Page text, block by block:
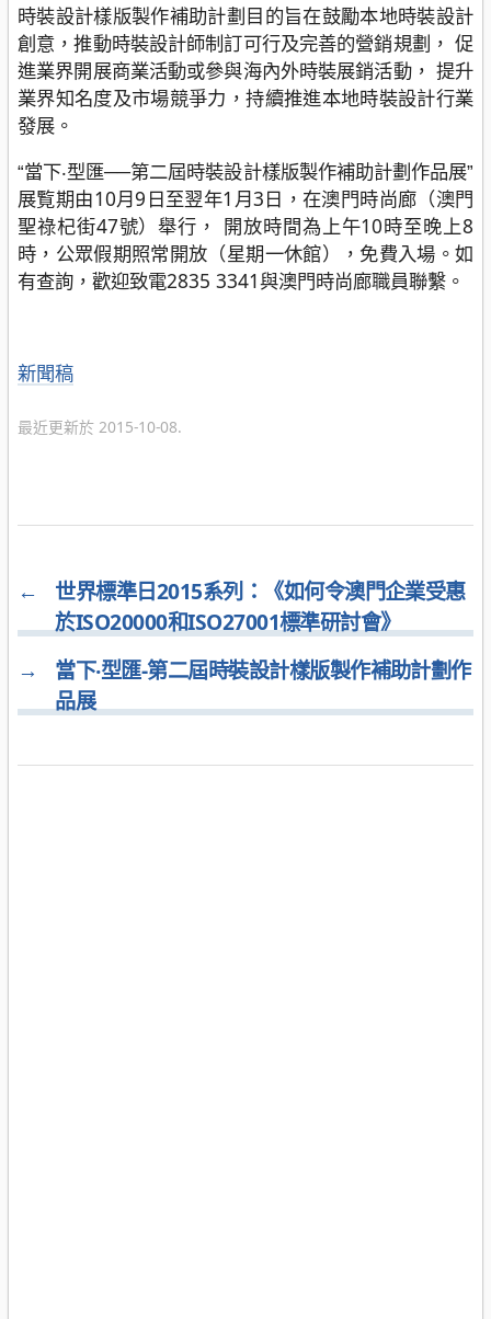
時裝設計樣版製作補助計劃目的旨在鼓勵本地時裝設計
創意，推動時裝設計師制訂可行及完善的營銷規劃， 促
進業界開展商業活動或參與海內外時裝展銷活動， 提升
業界知名度及市場競爭力，持續推進本地時裝設計行業
發展。
“當下‧型匯──第二屆時裝設計樣版製作補助計劃作品展”
展覧期由10月9日至翌年1月3日，在澳門時尚廊（澳門
聖祿杞街47號）舉行， 開放時間為上午10時至晚上8
時，公眾假期照常開放（星期一休館），免費入場。如
有查詢，歡迎致電2835 3341與澳門時尚廊職員聯繫。
分
新聞稿
最近更新於 2015-10-08.
←
世界標準日2015系列：《如何令澳門企業受惠
於ISO20000和ISO27001標準研討會》
→
當下‧型匯-第二屆時裝設計樣版製作補助計劃作
品展